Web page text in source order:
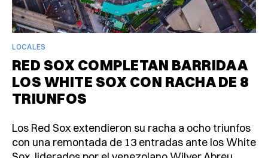
LOCALES
RED SOX COMPLETAN BARRIDA A
LOS WHITE SOX CON RACHA DE 8
TRIUNFOS
Los Red Sox extendieron su racha a ocho triunfos
con una remontada de 13 entradas ante los White